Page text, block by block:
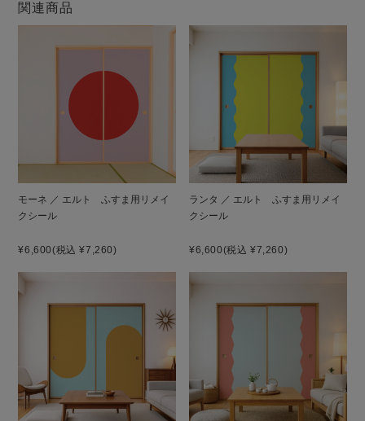
関連商品
モーネ ／ エルト ふすま用リメイ
クシール
¥6,600(税込 ¥7,260)
ランタ ／ エルト ふすま用リメイ
クシール
¥6,600(税込 ¥7,260)